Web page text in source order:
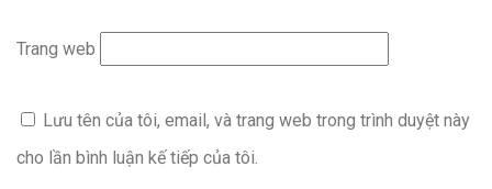
Trang web
Lưu tên của tôi, email, và trang web trong trình duyệt này
cho lần bình luận kế tiếp của tôi.